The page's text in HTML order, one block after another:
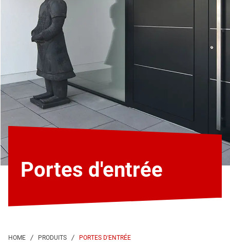
Portes d'entrée
PORTES D'ENTRÉE